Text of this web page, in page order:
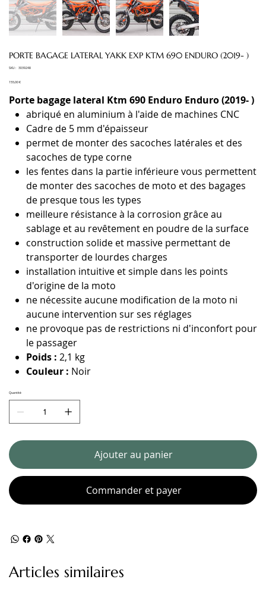
PORTE BAGAGE LATERAL YAKK EXP KTM 690 ENDURO (2019- )
SKU : SKU
3039248
Prix
155,00 €
Porte bagage lateral Ktm 690 Enduro Enduro (2019- )
abriqué en aluminium à l'aide de machines CNC
Cadre de 5 mm d'épaisseur
permet de monter des sacoches latérales et des
sacoches de type corne
les fentes dans la partie inférieure vous permettent
de monter des sacoches de moto et des bagages
de presque tous les types
meilleure résistance à la corrosion grâce au
sablage et au revêtement en poudre de la surface
construction solide et massive permettant de
transporter de lourdes charges
installation intuitive et simple dans les points
d'origine de la moto
ne nécessite aucune modification de la moto ni
aucune intervention sur ses réglages
ne provoque pas de restrictions ni d'inconfort pour
le passager
Poids : 2,1 kg
Couleur : Noir
Quantité
Ajouter au panier
Commander et payer
Articles similaires